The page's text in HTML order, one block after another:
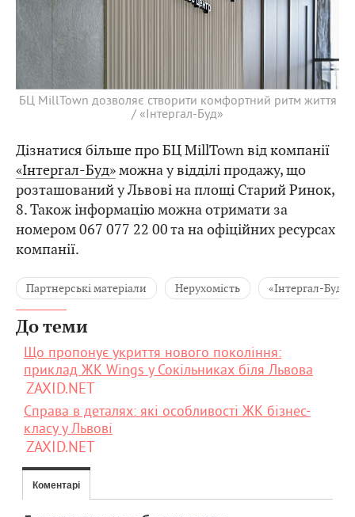
БЦ MillTown дозволяє створити комфортний ритм життя
/ «Інтергал-Буд»
Дізнатися більше про БЦ MillTown від компанії
«Інтергал-Буд»можна у відділі продажу, що
розташований у Львові на площі Старий Ринок,
8. Також інформацію можна отримати за
номером 067 077 22 00 та на офіційних ресурсах
компанії.
Партнерські матеріали Нерухомість «Інтергал-Буд»
До теми
Що пропонує укриття нового покоління:
приклад ЖК Wings у Сокільниках біля Львова
ZAXID.NET
Справа в деталях: які особливості ЖК бізнес-
класу у Львові
ZAXID.NET